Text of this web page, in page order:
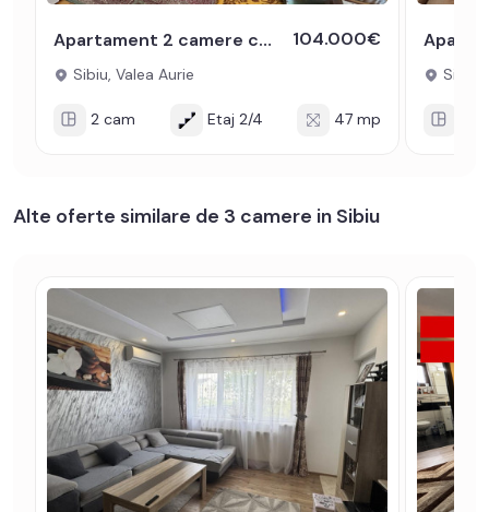
Apartament 2 camere cu Pivnita decomandat zona Valea Aurie Sibiu 104.000€
Sibiu, Valea Aurie
2 cam Etaj 2/4 47 mp
Sibiu,
Alte oferte similare de 3 camere in Sibiu